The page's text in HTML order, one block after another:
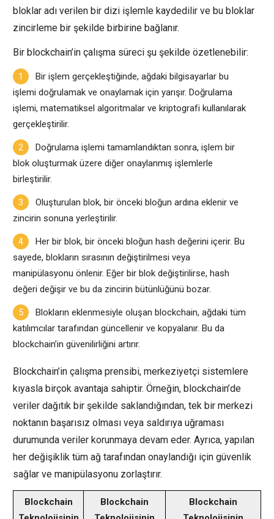
bloklar adı verilen bir dizi işlemle kaydedilir ve bu bloklar
zincirleme bir şekilde birbirine bağlanır.
Bir blockchain’in çalışma süreci şu şekilde özetlenebilir:
Bir işlem gerçekleştiğinde, ağdaki bilgisayarlar bu
işlemi doğrulamak ve onaylamak için yarışır. Doğrulama
işlemi, matematiksel algoritmalar ve kriptografi kullanılarak
gerçekleştirilir.
Doğrulama işlemi tamamlandıktan sonra, işlem bir
blok oluşturmak üzere diğer onaylanmış işlemlerle
birleştirilir.
Oluşturulan blok, bir önceki bloğun ardına eklenir ve
zincirin sonuna yerleştirilir.
Her bir blok, bir önceki bloğun hash değerini içerir. Bu
sayede, blokların sırasının değiştirilmesi veya
manipülasyonu önlenir. Eğer bir blok değiştirilirse, hash
değeri değişir ve bu da zincirin bütünlüğünü bozar.
Blokların eklenmesiyle oluşan blockchain, ağdaki tüm
katılımcılar tarafından güncellenir ve kopyalanır. Bu da
blockchain’in güvenilirliğini artırır.
Blockchain’in çalışma prensibi, merkeziyetçi sistemlere
kıyasla birçok avantaja sahiptir. Örneğin, blockchain’de
veriler dağıtık bir şekilde saklandığından, tek bir merkezi
noktanın başarısız olması veya saldırıya uğraması
durumunda veriler korunmaya devam eder. Ayrıca, yapılan
her değişiklik tüm ağ tarafından onaylandığı için güvenlik
sağlar ve manipülasyonu zorlaştırır.
Blockchain
Blockchain
Blockchain